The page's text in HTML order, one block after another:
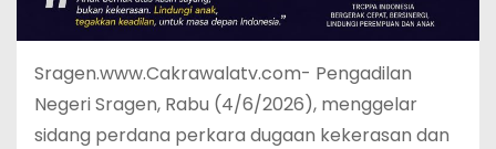
Sragen.www.Cakrawalatv.com- Pengadilan
Negeri Sragen, Rabu (4/6/2026), menggelar
sidang perdana perkara dugaan kekerasan dan